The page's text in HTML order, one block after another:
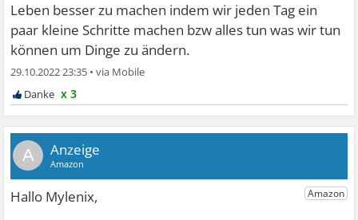
Leben besser zu machen indem wir jeden Tag ein
paar kleine Schritte machen bzw alles tun was wir tun
können um Dinge zu ändern.
29.10.2022 23:35 •
x 3
A